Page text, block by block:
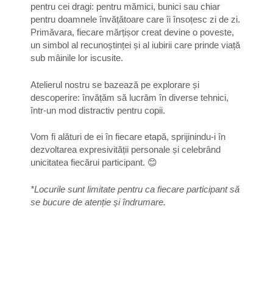
pentru cei dragi: pentru mămici, bunici sau chiar
pentru doamnele învățătoare care îi însoțesc zi de zi.
Primăvara, fiecare mărțișor creat devine o poveste,
un simbol al recunoștinței și al iubirii care prinde viață
sub mâinile lor iscusite.
Atelierul nostru se bazează pe explorare și
descoperire: învățăm să lucrăm în diverse tehnici,
într-un mod distractiv pentru copii.
Vom fi alături de ei în fiecare etapă, sprijinindu-i în
dezvoltarea expresivității personale și celebrând
unicitatea fiecărui participant. 😊
*Locurile sunt limitate pentru ca fiecare participant să
se bucure de atenție și îndrumare.